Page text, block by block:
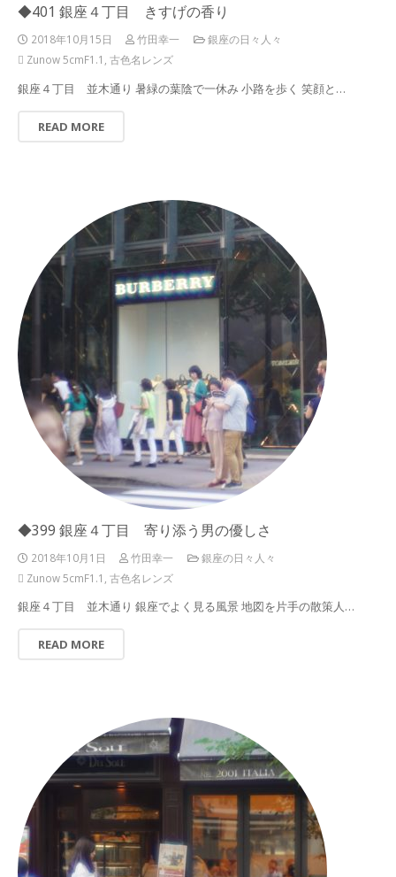
◆401 銀座４丁目 きすげの香り
2018年10月15日 竹田幸一
銀座の日々人々
Zunow 5cmF1.1 , 古色名レンズ
銀座４丁目 並木通り 暑緑の葉陰で一休み 小路を歩く 笑顔と…
READ MORE
◆399 銀座４丁目 寄り添う男の優しさ
2018年10月1日 竹田幸一
銀座の日々人々
Zunow 5cmF1.1 古色名レンズ
銀座４丁目 並木通り 銀座でよく見る風景 地図を片手の散策人…
READ MORE